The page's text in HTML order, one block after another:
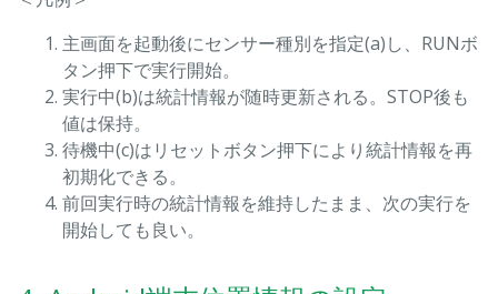
主画面を起動後にセンサー種別を指定(a)し、RUNボ
タン押下で実行開始。
実行中(b)は統計情報が随時更新される。STOP後も
値は保持。
待機中(c)はリセットボタン押下により統計情報を再
初期化できる。
前回実行時の統計情報を維持したまま、次の実行を
開始しても良い。